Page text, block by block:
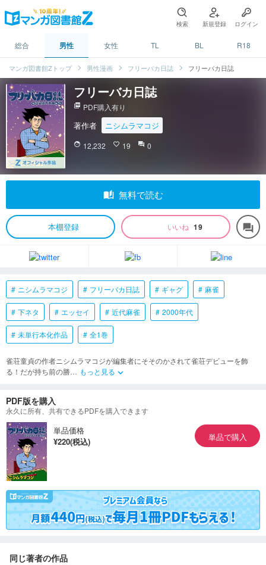
検索 新規登録 ログイン
総合 男性 女性 TL BL R18
マンガ図書館Zトップ 男性漫画 フリーバカ日誌 フリーバカ日誌
フリーバカ日誌
picture_as_pdf PDF購入有り
著作者 ニシムラマコジ
face 12,232 favorite_border 19 question_answer 0
auto_stories 無料で読む
本棚登録 いいね 19 forum
ニシムラマコジ フリーバカ日誌 ギャグ 麻雀
下ネタ エッセイ 近代麻雀 2000年代
未単行本化作品 全1巻
雀荘童貞の作者ニシムラマコジが編集者にそそのかされて雀荘デビューを飾
る！だが持ち前の勝… もっと見る keyboard_arrow_down
PDF版を購入
永久に所有、共有できるPDFを購入できます
単品価格
¥220(税込)
単品で購入
同じ著者の作品